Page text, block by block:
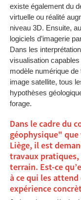
existe également du
virtuelle ou réalité
niveau 3D. Ensuite,
logiciels d’imagerie
Dans les
visualisation
modèle numérique
image satellite, tous
hypothèses
forage.
Dans le cadre du
géophysique" que
Liège, il est
travaux
terrain. Est-ce
à ce qui les
expérience